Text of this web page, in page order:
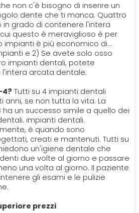
non c'è bisogno di inserire un
dente che ti manca. Quattro
in grado di contenere l'intera
questo è meraviglioso è per
impianti è più economico di...
e 2) Se avete solo osso
impianti dentali, potete
arcata dentale.
Tutti su 4 impianti dentali
anni, se non tutta la vita. La
un successo simile a quello dei
impianti dentali.
è quando sono
creati e mantenuti. Tutti su
un'igiene dentale che
due volte al giorno e passare
una volta al giorno. Il paziente
gli esami e le pulizie
prezzi